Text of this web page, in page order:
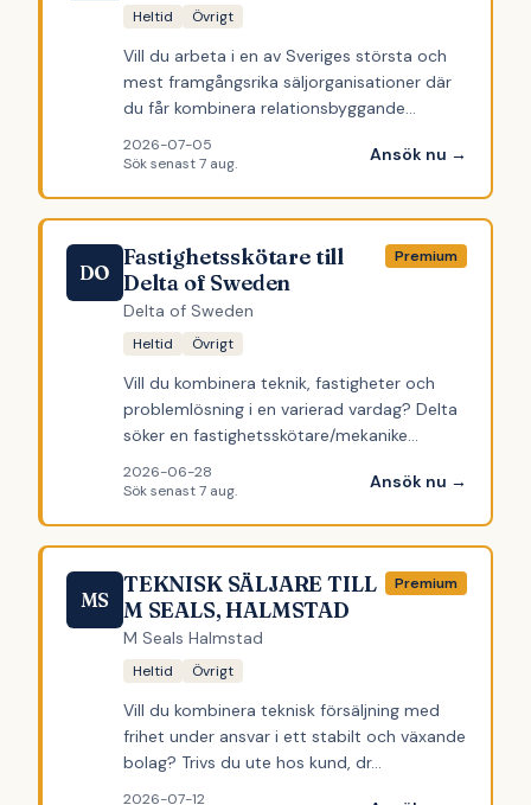
Heltid Övrigt
Vill du arbeta i en av Sveriges största och
mest framgångsrika säljorganisationer där
du får kombinera relationsbyggande…
2026-07-05
Sök senast7 aug. Ansök nu →
DO
Fastighetsskötare till
Delta of Sweden
Premium
Delta of Sweden
Heltid Övrigt
Vill du kombinera teknik, fastigheter och
problemlösning i en varierad vardag? Delta
söker en fastighetsskötare/mekanike…
2026-06-28
Sök senast7 aug. Ansök nu →
MS
TEKNISK SÄLJARE TILL
M SEALS, HALMSTAD
Premium
M Seals Halmstad
Heltid Övrigt
Vill du kombinera teknisk försäljning med
frihet under ansvar i ett stabilt och växande
bolag? Trivs du ute hos kund, dr…
2026-07-12